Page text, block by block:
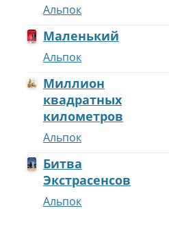
Альпок
Маленький
Альпок
Миллион
квадратных
километров
Альпок
Битва
Экстрасенсов
Альпок